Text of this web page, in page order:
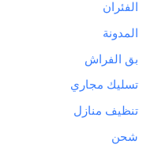
الفئران
المدونة
بق الفراش
تسليك مجاري
تنظيف منازل
شحن